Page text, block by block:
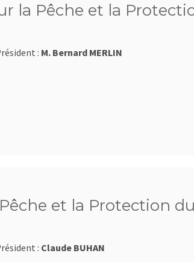
la Pêche et la
: M. Bernard MERLIN
et la Protection
: Claude BUHAN